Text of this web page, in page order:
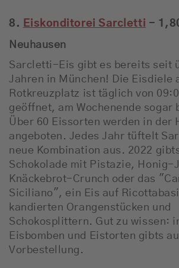
8. Eiskonditorei Sarcletti -
Neuhausen
Sarcletti-Eis gibt es bereits seit
Jahren in München! Die Eisdiele
Rotkreuzplatz ist täglich von
geöffnet, am Wochenende sogar
Über 60 Eissorten werden in der
angeboten. Jedes Jahr tüftelt
neue Kombination aus. 2022
Schokolade mit Pistazie, Honig-
Knäckebrot-Crunch oder das
Siciliano", ein Eis auf
kandierten Orangenstücken und
Schokosplittern. Gut zu wissen:
Eisbomben und Eistorten gibts
Vorbestellung.